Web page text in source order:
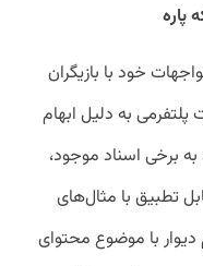
خود با بازیگران
پلتفرمی به دلیل ابهام
برخی اسناد موجود،
تطبیق با مثال‌های
دیوار با موضوع محتوای